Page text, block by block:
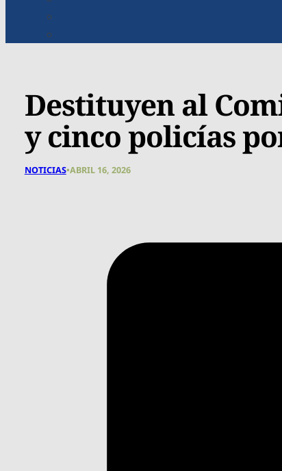
Destituyen al
y cinco policías
NOTICIAS•ABRIL 16, 2026